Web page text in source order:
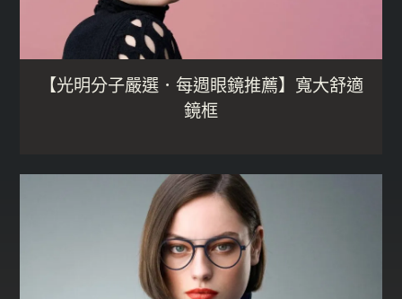
【光明分子嚴選．每週眼鏡推薦】寬大舒適
鏡框